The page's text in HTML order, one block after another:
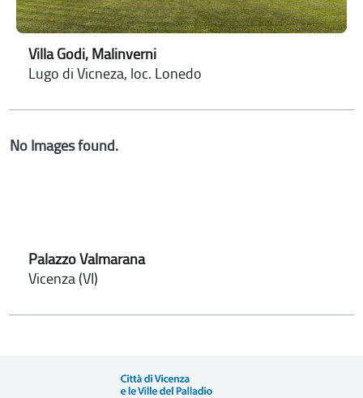
Villa Godi, Malinverni
Lugo di Vicneza, loc. Lonedo
No Images found.
Palazzo Valmarana
Vicenza (VI)